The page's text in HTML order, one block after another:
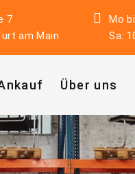
7
am Main
Mo
Sa:
Über uns